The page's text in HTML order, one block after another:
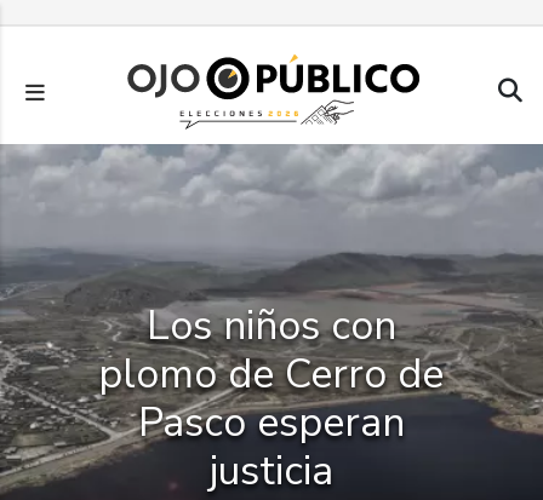
principal
Los niños con
plomo de Cerro de
Pasco esperan
justicia